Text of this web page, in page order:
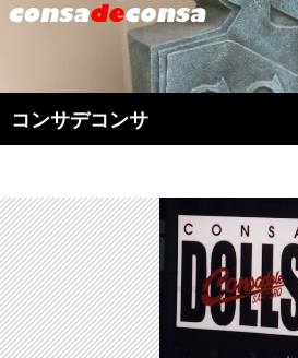
コンサデコンサ
索
ン
ツ
へ
ス
キ
ッ
プ